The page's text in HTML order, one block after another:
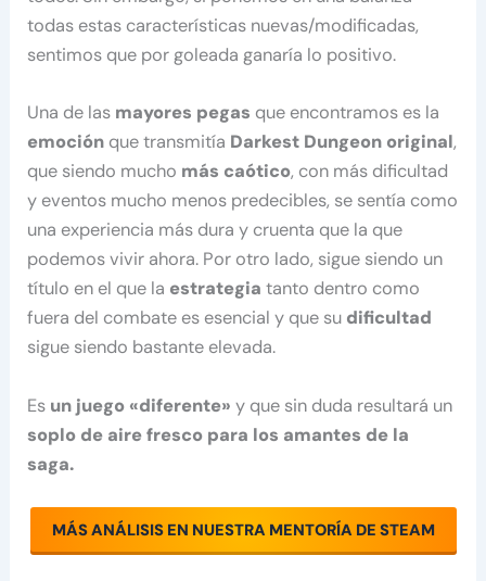
todas estas características nuevas/modificadas,
sentimos que por goleada ganaría lo positivo.
Una de las mayores pegas que encontramos es la
emoción que transmitía Darkest Dungeon original,
que siendo mucho más caótico, con más dificultad
y eventos mucho menos predecibles, se sentía como
una experiencia más dura y cruenta que la que
podemos vivir ahora. Por otro lado, sigue siendo un
título en el que la estrategia tanto dentro como
fuera del combate es esencial y que su dificultad
sigue siendo bastante elevada.
Es un juego «diferente» y que sin duda resultará un
soplo de aire fresco para los amantes de la
saga.
MÁS ANÁLISIS EN NUESTRA MENTORÍA DE STEAM